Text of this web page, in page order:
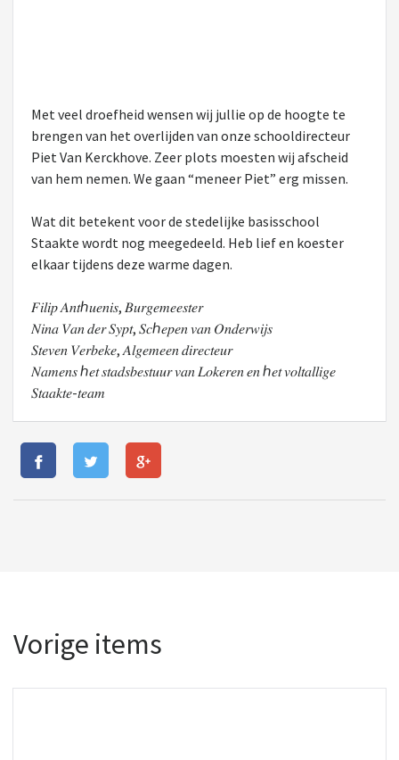
Met veel droefheid wensen wij jullie op de hoogte te
brengen van het overlijden van onze schooldirecteur
Piet Van Kerckhove. Zeer plots moesten wij afscheid
van hem nemen. We gaan “meneer Piet” erg missen.
Wat dit betekent voor de stedelijke basisschool
Staakte wordt nog meegedeeld. Heb lief en koester
elkaar tijdens deze warme dagen.
𝐹𝑖𝑙𝑖𝑝 𝐴𝑛𝑡ℎ𝑢𝑒𝑛𝑖𝑠, 𝐵𝑢𝑟𝑔𝑒𝑚𝑒𝑒𝑠𝑡𝑒𝑟
𝑁𝑖𝑛𝑎 𝑉𝑎𝑛 𝑑𝑒𝑟 𝑆𝑦𝑝𝑡, 𝑆𝑐ℎ𝑒𝑝𝑒𝑛 𝑣𝑎𝑛 𝑂𝑛𝑑𝑒𝑟𝑤𝑖𝑗𝑠
𝑆𝑡𝑒𝑣𝑒𝑛 𝑉𝑒𝑟𝑏𝑒𝑘𝑒, 𝐴𝑙𝑔𝑒𝑚𝑒𝑒𝑛 𝑑𝑖𝑟𝑒𝑐𝑡𝑒𝑢𝑟
𝑁𝑎𝑚𝑒𝑛𝑠 ℎ𝑒𝑡 𝑠𝑡𝑎𝑑𝑠𝑏𝑒𝑠𝑡𝑢𝑢𝑟 𝑣𝑎𝑛 𝐿𝑜𝑘𝑒𝑟𝑒𝑛 𝑒𝑛 ℎ𝑒𝑡 𝑣𝑜𝑙𝑡𝑎𝑙𝑙𝑖𝑔𝑒
𝑆𝑡𝑎𝑎𝑘𝑡𝑒-𝑡𝑒𝑎𝑚
Vorige items